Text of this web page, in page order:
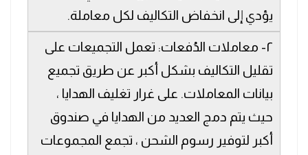
يؤدي إلى انخفاض التكاليف لكل معاملة.
٢- معاملات الدُفعات: تعمل التجميعات على
تقليل التكاليف بشكل أكبر عن طريق تجميع
بيانات المعاملات. على غرار تغليف الهدايا ،
حيث يتم دمج العديد من الهدايا في صندوق
أكبر لتوفير رسوم الشحن ، تجمع المجموعات